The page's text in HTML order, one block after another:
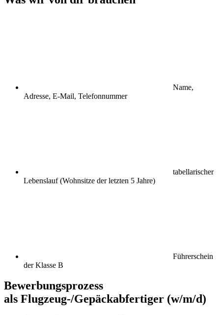
Name,
Adresse, E-Mail, Telefonnummer
tabellarischer
Lebenslauf (Wohnsitze der letzten 5 Jahre)
Führerschein
der Klasse B
Bewerbungsprozess
als Flugzeug-/Gepäckabfertiger (w/m/d)